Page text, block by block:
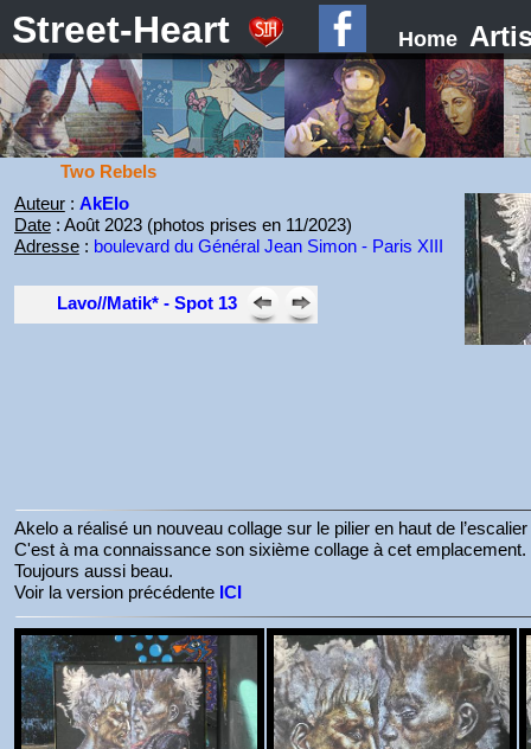
Street-Heart Home
Two Rebels
Auteur: AkElo
Date: Août 2023 (photos prises en 11/2023)
Adresse: boulevard du Général Jean Simon - Paris XIII
Lavo//Matik* - Spot 13
Akelo a réalisé un nouveau collage sur le pilier en haut de
C'est à ma connaissance son sixième collage à cet emplacement.
Toujours aussi beau.
Voir la version précédente ICI